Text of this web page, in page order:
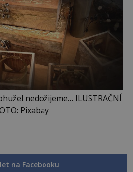
nedožijeme… ILUSTRAČNÍ
Pixabay
na Facebooku